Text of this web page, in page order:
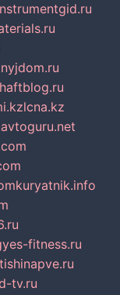
lcna.kz
avtoguru.net
kuryatnik.info
yes-fitness.ru
tishinapve.ru
tv.ru